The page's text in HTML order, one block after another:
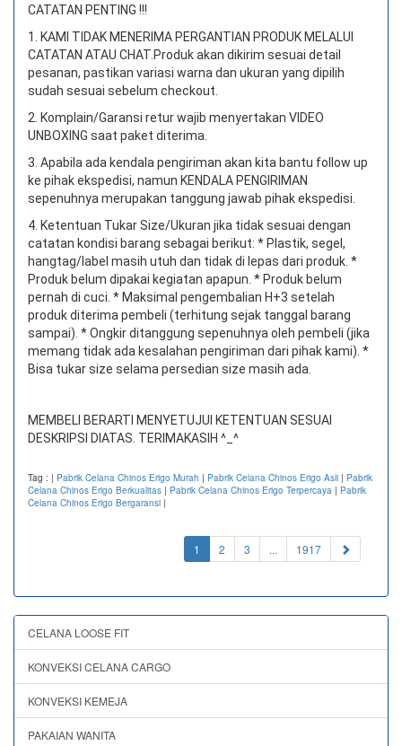
CATATAN PENTING !!!
1. KAMI TIDAK MENERIMA PERGANTIAN PRODUK MELALUI
CATATAN ATAU CHAT. Produk akan dikirim sesuai detail
pesanan, pastikan variasi warna dan ukuran yang dipilih
sudah sesuai sebelum checkout.
2. Komplain/Garansi retur wajib menyertakan VIDEO
UNBOXING saat paket diterima.
3. Apabila ada kendala pengiriman akan kita bantu follow up
ke pihak ekspedisi, namun KENDALA PENGIRIMAN
sepenuhnya merupakan tanggung jawab pihak ekspedisi.
4. Ketentuan Tukar Size/Ukuran jika tidak sesuai dengan
catatan kondisi barang sebagai berikut: * Plastik, segel,
hangtag/label masih utuh dan tidak di lepas dari produk. *
Produk belum dipakai kegiatan apapun. * Produk belum
pernah di cuci. * Maksimal pengembalian H+3 setelah
produk diterima pembeli (terhitung sejak tanggal barang
sampai). * Ongkir ditanggung sepenuhnya oleh pembeli (jika
memang tidak ada kesalahan pengiriman dari pihak kami). *
Bisa tukar size selama persedian size masih ada.
MEMBELI BERARTI MENYETUJUI KETENTUAN SESUAI
DESKRIPSI DIATAS. TERIMAKASIH ^_^
Tag : | Pabrik Celana Chinos Erigo Murah | Pabrik Celana Chinos Erigo Asli | Pabrik
Celana Chinos Erigo Berkualitas | Pabrik Celana Chinos Erigo Terpercaya | Pabrik
Celana Chinos Erigo Bergaransi |
1 (current)
2 3 ... 1917
CELANA LOOSE FIT
KONVEKSI CELANA CARGO
KONVEKSI KEMEJA
PAKAIAN WANITA